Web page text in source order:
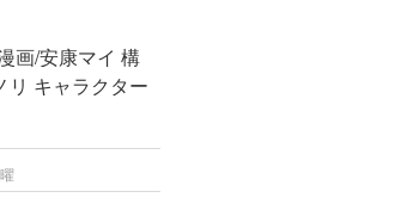
画/安康マイ 構
リ キャラクター